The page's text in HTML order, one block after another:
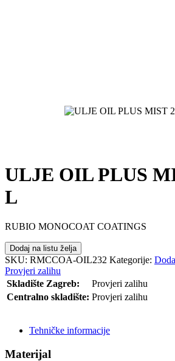
ULJE OIL PLUS
L
RUBIO MONOCOAT COATINGS
Dodaj na listu želja
SKU: RMCCOA-OIL232 Kategorije:
Provjeri zalihu
Skladište Zagreb:
Provjeri zalihu
Centralno skladište: Provjeri zalihu
Tehničke informacije
Materijal